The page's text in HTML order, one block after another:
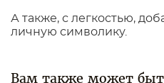
А также, с легкостью,
личную символику.
Вам также может